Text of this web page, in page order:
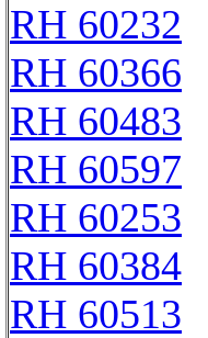
RH 60232
RH 60366
RH 60483
RH 60597
RH 60253
RH 60384
RH 60513